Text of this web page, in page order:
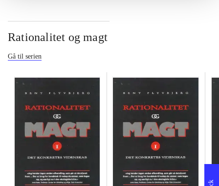
Rationalitet og magt
Gå til serien